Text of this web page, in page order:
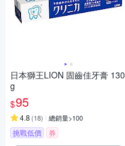
日本獅王LION 固齒佳牙膏 130
g
$95
4.8 (18) 總銷量>100
挑戰低價 券